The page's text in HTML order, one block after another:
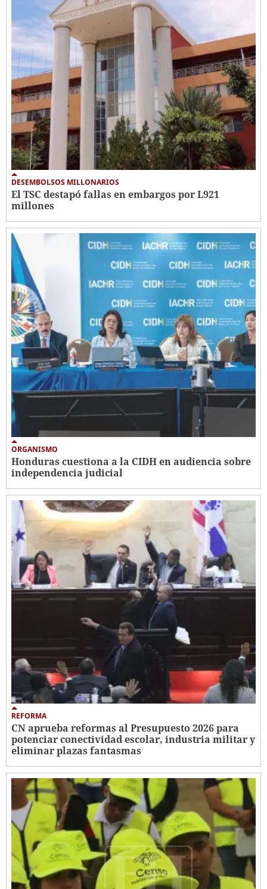
DESEMBOLSOS MILLONARIOS
El TSC destapó fallas en embargos por L921
millones
ORGANISMO
Honduras cuestiona a la CIDH en audiencia sobre
independencia judicial
REFORMA
CN aprueba reformas al Presupuesto 2026 para
potenciar conectividad escolar, industria militar y
eliminar plazas fantasmas